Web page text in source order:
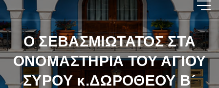
Ο ΣΕΒΑΣΜΙΩΤΑΤΟΣ ΣΤΑ
ΟΝΟΜΑΣΤΗΡΙΑ ΤΟΥ ΑΓΙΟΥ
ΣΥΡΟΥ κ.ΔΩΡΟΘΕΟΥ Β´